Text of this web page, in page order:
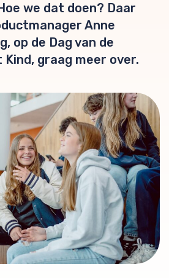
we dat doen? Daar
Anne
op de Dag van de
graag meer over.